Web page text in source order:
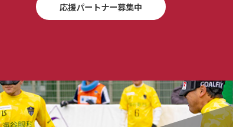
応援パートナー募集中